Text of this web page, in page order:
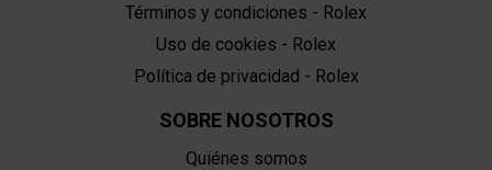
Términos y condiciones - Rolex
Uso de cookies - Rolex
Política de privacidad - Rolex
SOBRE NOSOTROS
Quiénes somos